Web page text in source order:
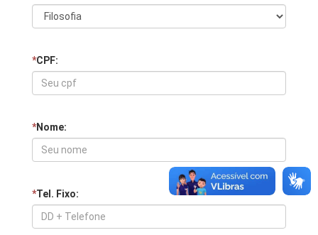
*CPF:
*Nome:
*Tel. Fixo: